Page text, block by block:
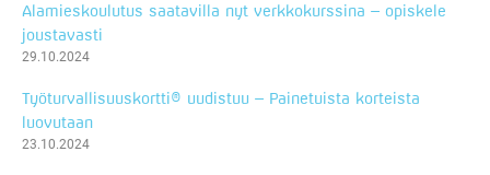
Alamieskoulutus saatavilla nyt verkkokurssina – opiskele
joustavasti
29.10.2024
Työturvallisuuskortti® uudistuu – Painetuista korteista
luovutaan
23.10.2024